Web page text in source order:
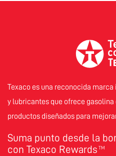
Texaco es una reconocida
y lubricantes que ofrece
productos diseñados para
Suma punto desde la
con Texaco Rewards TM